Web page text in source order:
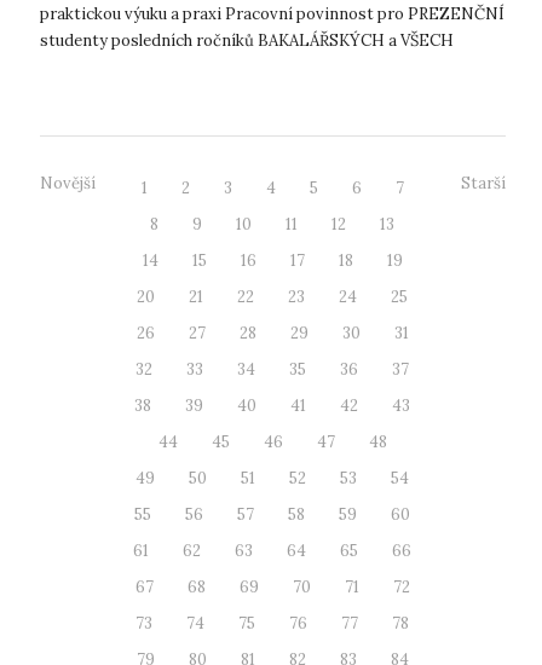
praktickou výuku a praxi Pracovní povinnost pro PREZENČNÍ
studenty posledních ročníků BAKALÁŘSKÝCH a VŠECH
Novější 1 2 3 4 5 6
7
8
9 10 11 12
13
14
15 16 17 18
19
20
21 22 23 24
25
26
27 28 29 30
31
32
33 34 35 36
37
38
39 40 41 42
43
44
45 46 47
48
49
50 51 52 53
54
55
56 57 58 59
60
61
62 63 64 65
66
67
68 69 70 71
72
73
74 75 76 77
78
79
80 81 82 83
84
Starší